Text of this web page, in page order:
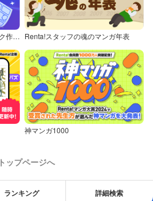
出版社が選ぶ！ネクストブレイク作品特集 Renta!スタッフの魂のマンガ年表
神マンガ1000
トップページへ
ランキング 詳細検索